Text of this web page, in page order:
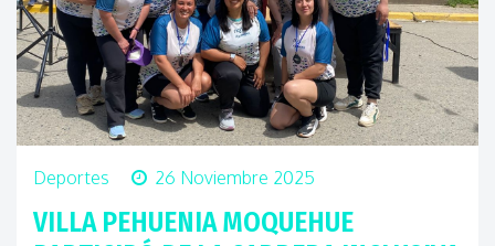
Deportes 26 Noviembre 2025
VILLA PEHUENIA MOQUEHUE